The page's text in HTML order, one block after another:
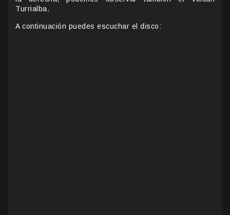
Turrialba.
A continuación puedes escuchar el disco: